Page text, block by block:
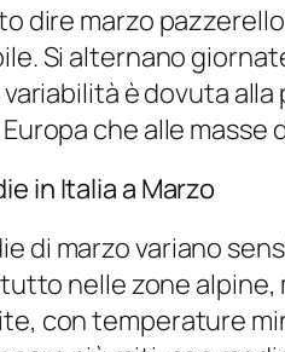
dire marzo
Si alternano
variabilità è dovuta
che alle masse
in Italia a Marzo
di marzo variano
nelle zone alpine,
con temperature